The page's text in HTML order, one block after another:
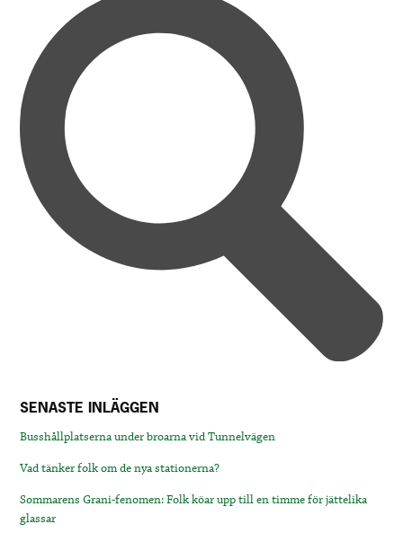
SENASTE INLÄGGEN
Busshållplatserna under broarna vid Tunnelvägen
Vad tänker folk om de nya stationerna?
Sommarens Grani-fenomen: Folk köar upp till en timme för jättelika
glassar